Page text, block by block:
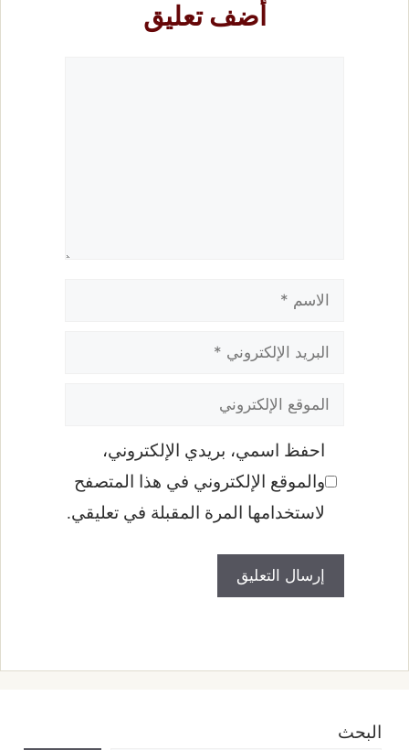
أضف تعليق
الاسم
البريد
الموقع
احفظ اسمي، بريدي الإلكتروني،
والموقع الإلكتروني في هذا المتصفح
لاستخدامها المرة المقبلة في تعليقي.
البحث